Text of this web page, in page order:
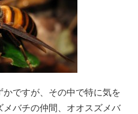
ですが、その中で特に気を
バチの仲間、オオスズメバ